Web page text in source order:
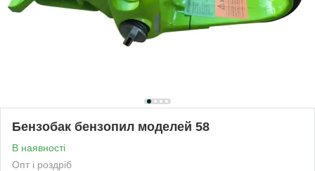
Бензобак бензопил моделей 58
В наявності
Опт і роздріб